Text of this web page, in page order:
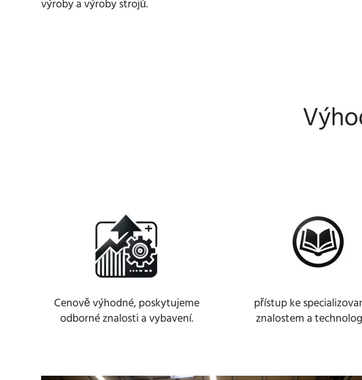
výroby a výroby strojů.
Cenově výhodné, poskytujeme
odborné znalosti a vybavení.
přístup ke
znalostem a